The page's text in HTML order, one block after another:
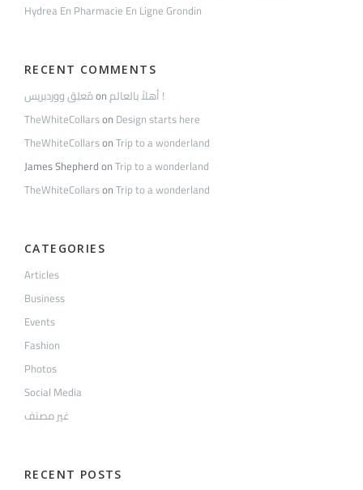
Hydrea En Pharmacie En Ligne Grondin
RECENT COMMENTS
مُعلِق ووردبريسon
أهلاً بالعالم !
TheWhiteCollarson Design starts here
TheWhiteCollarsonTrip to a wonderland
James ShepherdonTrip to a wonderland
TheWhiteCollarsonTrip to a wonderland
CATEGORIES
Articles
Business
Events
Fashion
Photos
Social Media
غير مصنف
RECENT POSTS